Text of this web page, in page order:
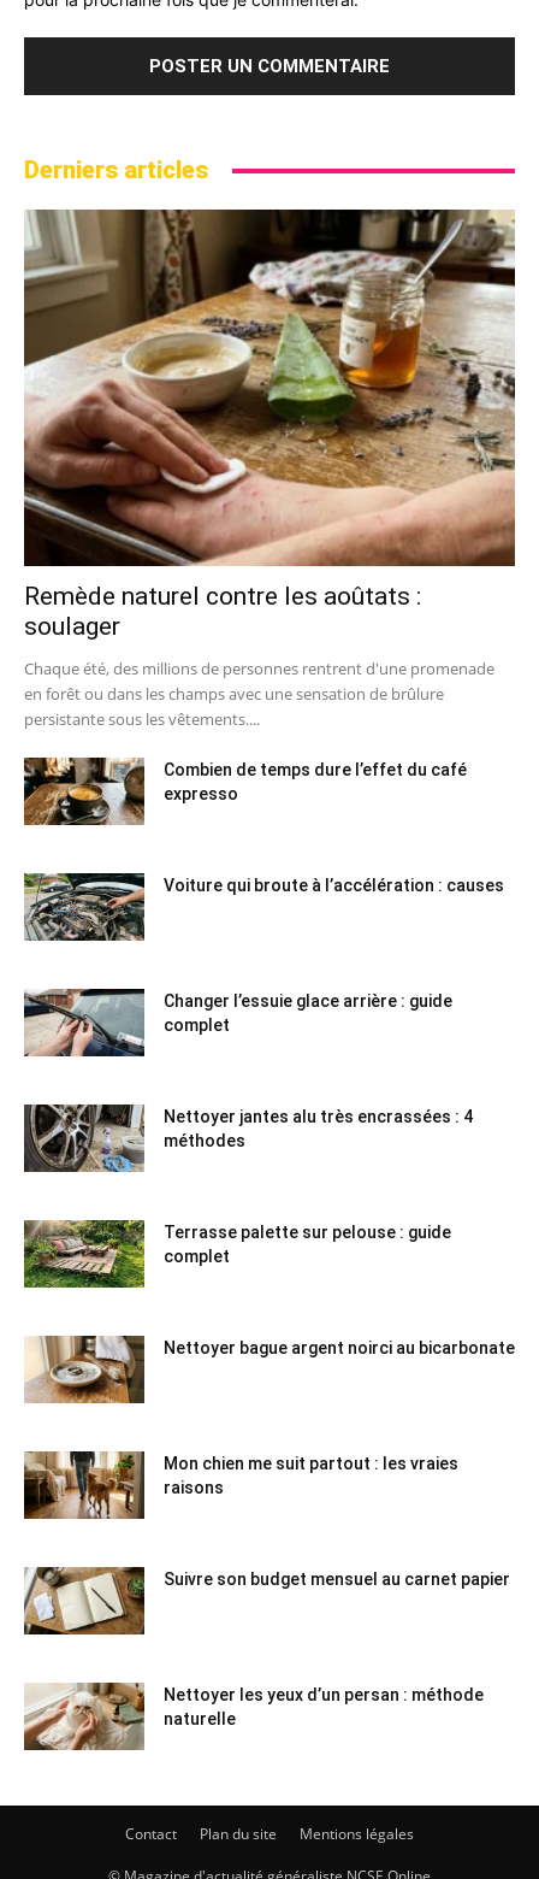
Derniers articles
Remède naturel contre les aoûtats :
soulager
Chaque été, des millions de personnes rentrent d'une promenade
en forêt ou dans les champs avec une sensation de brûlure
persistante sous les vêtements....
Combien de temps dure l’effet du café
expresso
Voiture qui broute à l’accélération : causes
Changer l’essuie glace arrière : guide
complet
Nettoyer jantes alu très encrassées : 4
méthodes
Terrasse palette sur pelouse : guide
complet
Nettoyer bague argent noirci au bicarbonate
Mon chien me suit partout : les vraies
raisons
Suivre son budget mensuel au carnet papier
Nettoyer les yeux d’un persan : méthode
naturelle
Contact Plan du site Mentions légales